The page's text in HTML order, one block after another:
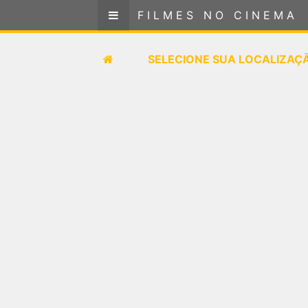
FILMES NO CINEMA
SELECIONE SUA
FILMES NO CINEMA
SELECIONE SUA LOCALIZAÇÃO